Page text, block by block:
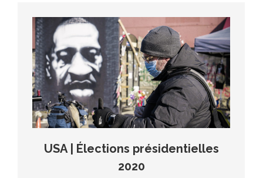
USA | Élections présidentielles
2020